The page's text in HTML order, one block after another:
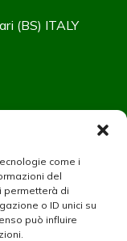
come i
del
permetterà di
o ID unici su
può influire
(BS) ITALY